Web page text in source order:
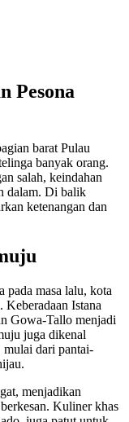
Pesona
barat Pulau
banyak orang.
salah, keindahan
dalam. Di balik
ketenangan dan
pada masa lalu, kota
Keberadaan Istana
Gowa-Tallo menjadi
juga dikenal
mulai dari pantai-
menjadikan
Kuliner khas